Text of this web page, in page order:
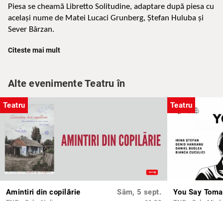
Piesa se cheamă Libretto Solitudine, adaptare după piesa cu
același nume de Matei Lucaci Grunberg, Ștefan Huluba și
Sever Bârzan.
TW:
Distributie:
Alexandrescu Ruxandra
Niculescu Sofia
Preda Dragoș
Răgălie-Jilinschi David
Apostu Miruna
Aurică Bianca
Preda Alex
Citeste mai mult
Alte evenimente Teatru în
Teatru
Amintiri din copilărie Sâm, 5 sept.
Teatru
You Say